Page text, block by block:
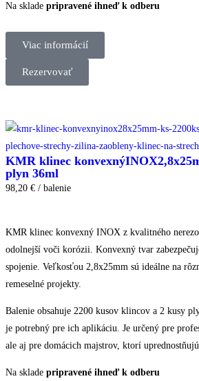
Na sklade pripravené ihneď k odberu
Viac informácií
Rezervovať
KMR klinec
plyn 36ml
98,20 € / balenie
KMR klinec konvexný INOX z kvalitného
odolnejší voči korózii. Konvexný tvar
spojenie. Veľkosťou 2,8x25mm sú ideálne na
remeselné projekty.
Balenie obsahuje 2200 kusov klincov a 2 kusy
je potrebný pre ich aplikáciu. Je určený pre
ale aj pre domácich majstrov, ktorí
Na sklade pripravené ihneď k odberu